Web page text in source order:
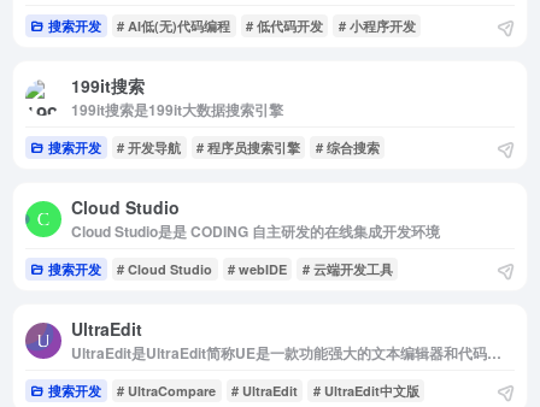
搜索开发 # AI低(无)代码编程 # 低代码开发 # 小程序开发
199it搜索
199it搜索是199it大数据搜索引擎
搜索开发 # 开发导航 # 程序员搜索引擎 # 综合搜索
Cloud Studio
Cloud Studio是是 CODING 自主研发的在线集成开发环境
搜索开发 # Cloud Studio # webIDE # 云端开发工具
UltraEdit
UltraEdit是UltraEdit简称UE是一款功能强大的文本编辑器和代码编辑器，于此同时UltraEdit也是HTML 和十六进制编辑器，也是高级 PHP、Perl、Java 和 JavaScript、Markdown程序编辑器。UE中文网...
搜索开发 # UltraCompare # UltraEdit # UltraEdit中文版